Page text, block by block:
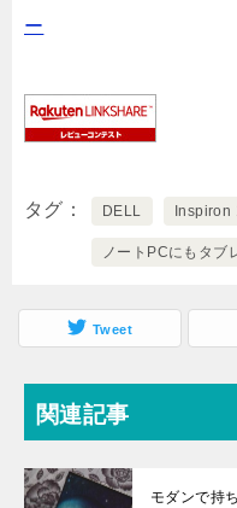
ー
タグ DELL Inspiron
ノートPCにもタブ
Tweet
関連記事
モダンで持